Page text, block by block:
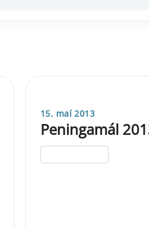
15. maí 2013
Peningamál